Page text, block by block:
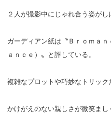
２人が撮影中にじゃれ合う姿がし
ガーディアン紙は〝Ｂｒｏｍａ
ａｎｃｅ）〟と評している。
複雑なプロットや巧妙なトリック
かけがえのない親しさが微笑まし